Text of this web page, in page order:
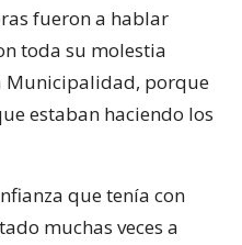
fueron a hablar
toda su molestia
Municipalidad, porque
estaban haciendo los
que tenía con
muchas veces a